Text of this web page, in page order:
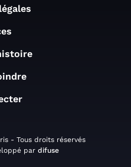
- Tous droits réservés
par difuse